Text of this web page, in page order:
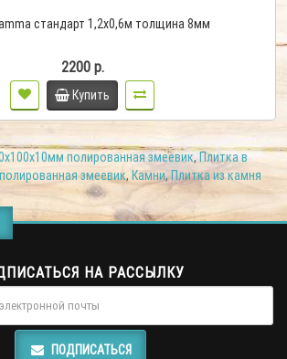
стандарт 1,2х0,6м толщина 8мм
2200 р.
Купить
полированная змеевик,Плитка в
змеевик, Камни,Плитка из камня
НА РАССЫЛКУ
ПОДПИСАТЬСЯ